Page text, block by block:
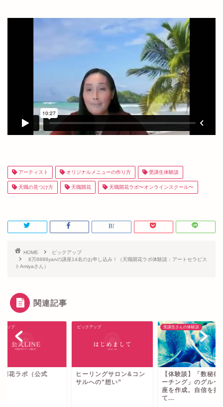
アーティスト オリジナルメニューの作り方 受講生体験談
天職の見つけ方 天職開花 天職開花ラボ〜オンラインスクール〜
HOME
ピックアップ
8万8888yanの講座14名のお申し込み！（天職開花ラボ体験談：アートセラピス
トAmiyaさん）
関連記事
アップ
開花ラボ（公式
ピックアップ
ヒーリングサロン&コン
サルへの”想い”
受講生さんの体験談
【体験談】「数秘術
ーチング」のグルー
座を作成。自信を持
て...